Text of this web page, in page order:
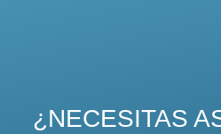
¿NECESITAS